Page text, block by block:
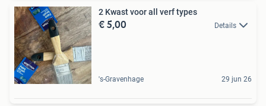
2 Kwast voor all verf types
€ 5,00 Details
's-Gravenhage 29 jun 26